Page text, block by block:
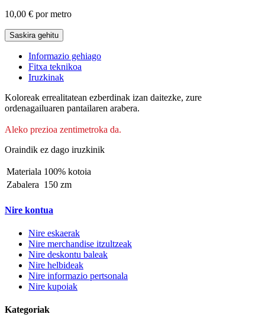
10,00 € por metro
Saskira gehitu
Informazio gehiago
Fitxa teknikoa
Iruzkinak
Koloreak errealitatean ezberdinak izan daitezke, zure
ordenagailuaren pantailaren arabera.
Aleko prezioa zentimetroka da.
Oraindik ez dago iruzkinik
Materiala 100% kotoia
Zabalera 150 zm
Nire kontua
Nire eskaerak
Nire merchandise itzultzeak
Nire deskontu baleak
Nire helbideak
Nire informazio pertsonala
Nire kupoiak
Kategoriak